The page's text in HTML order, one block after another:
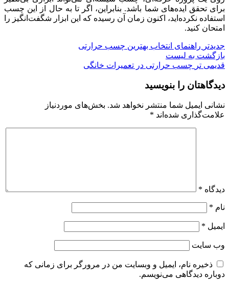
برای تحقق ایده‌های شما باشد. بنابراین، اگر تا به حال از این چسب
استفاده نکرده‌اید، اکنون زمان آن رسیده که این ابزار شگفت‌انگیز را
امتحان کنید.
جدیدتر راهنمای انتخاب بهترین چسب حرارتی
بازگشت به لیست
قدیمی تر چسب حرارتی در تعمیرات خانگی
دیدگاهتان را بنویسید
نشانی ایمیل شما منتشر نخواهد شد. بخش‌های موردنیاز
علامت‌گذاری شده‌اند *
دیدگاه *
نام *
ایمیل *
وب‌ سایت
ذخیره نام، ایمیل و وبسایت من در مرورگر برای زمانی که
دوباره دیدگاهی می‌نویسم.